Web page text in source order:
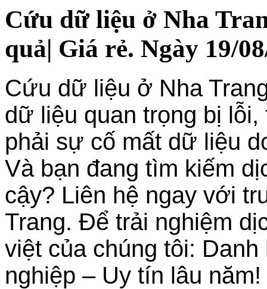
Cứu dữ liệu ở Nha
quả| Giá rẻ. Ngày 19/
Cứu dữ liệu ở Nha
dữ liệu quan trọng bị
phải sự cố mất dữ liệu
Và bạn đang tìm kiếm
cậy? Liên hệ ngay với
Trang. Để trải nghiệm
việt của chúng tôi:
nghiệp – Uy tín lâu năm!